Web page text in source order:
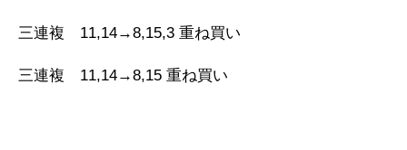
三連複 11,14→8,15,3 重ね買い
三連複 11,14→8,15 重ね買い